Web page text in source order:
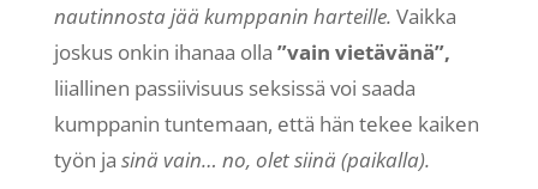
nautinnosta jää kumppanin harteille. Vaikka
joskus onkin ihanaa olla ”vain vietävänä”,
liiallinen passiivisuus seksissä voi saada
kumppanin tuntemaan, että hän tekee kaiken
työn ja sinä vain… no, olet siinä (paikalla).